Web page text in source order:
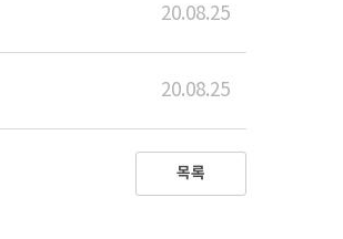
20.08.25
20.08.25
목록